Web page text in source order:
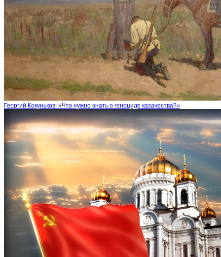
Георгий Кокуньков: «Что нужно знать о геноциде казачества?»